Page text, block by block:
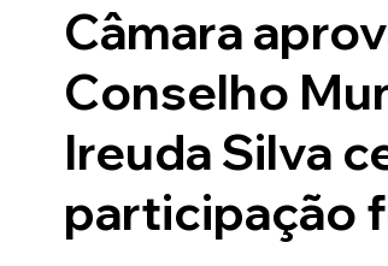
Câmara
Conselho
Ireuda Silva
participação